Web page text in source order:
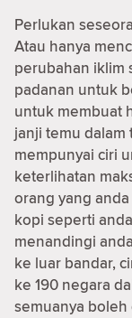
Perlukan
Atau hanya
perubahan iklim
padanan untuk
untuk membuat
janji temu
mempunyai ciri
keterlihatan
orang yang
kopi seperti
menandingi
ke luar bandar,
ke 190 negara
semuanya